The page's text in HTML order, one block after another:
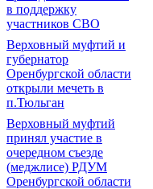
в поддержку
участников СВО
Верховный муфтий и
губернатор
Оренбургской области
открыли мечеть в
п.Тюльган
Верховный муфтий
принял участие в
очередном съезде
(меджлисе) РДУМ
Оренбургской области